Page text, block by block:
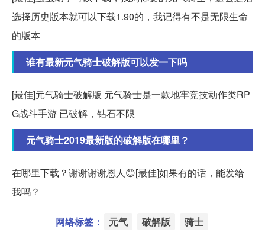
选择历史版本就可以下载1.90的，我记得有不是无限生命
的版本
谁有最新元气骑士破解版可以发一下吗
[最佳]元气骑士破解版 元气骑士是一款地牢竞技动作类RP
G战斗手游 已破解，钻石不限
元气骑士2019最新版的破解版在哪里？
在哪里下载？谢谢谢谢恩人😊[最佳]如果有的话，能发给
我吗？
网络标签： 元气 破解版 骑士